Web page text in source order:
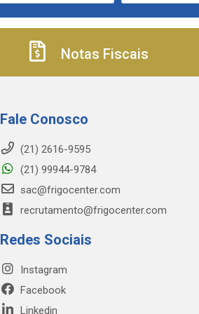
Notas Fiscais
Fale Conosco
(21) 2616-9595
(21) 99944-9784
sac@frigocenter.com
recrutamento@frigocenter.com
Redes Sociais
Instagram
Facebook
Linkedin